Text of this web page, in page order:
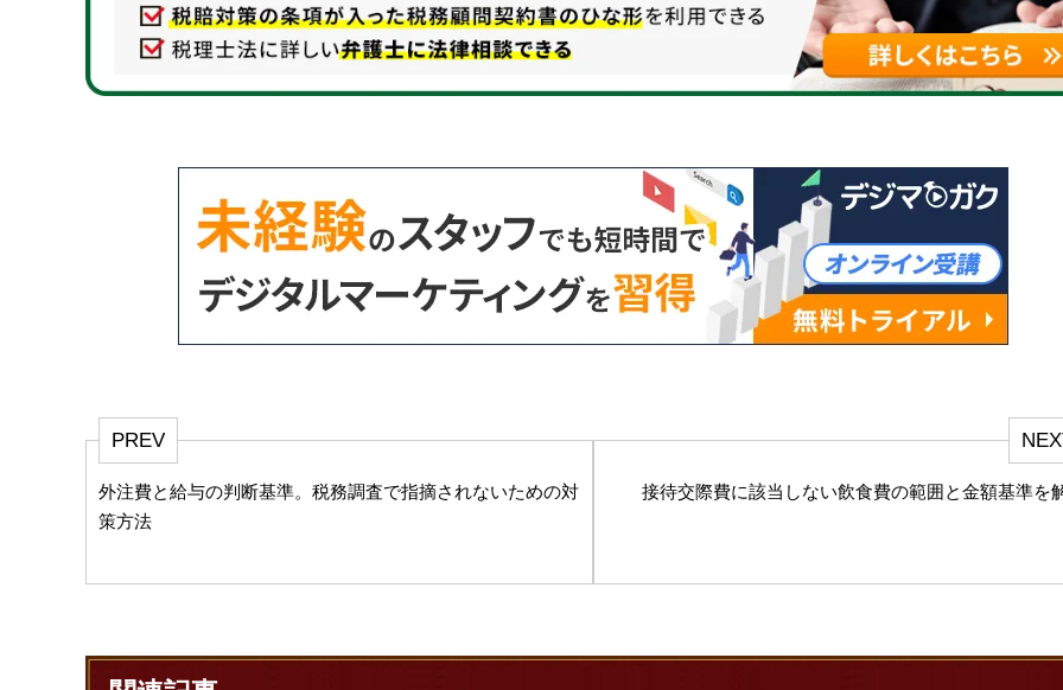
PREV
外注費と給与の判断基準。税務調査で指摘されないための対
策方法
接待交際費に該当しない飲食費の範囲と金額基準を